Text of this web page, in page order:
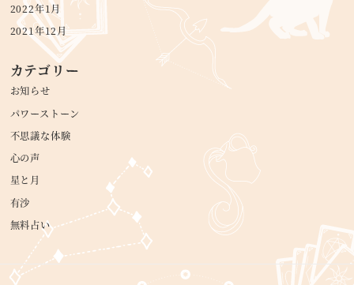
2022年1月
2021年12月
カテゴリー
お知らせ
パワーストーン
不思議な体験
心の声
星と月
有沙
無料占い